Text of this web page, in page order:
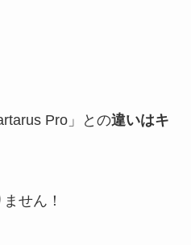
Pro」との違いはキ
せん！